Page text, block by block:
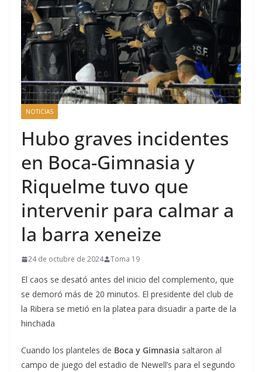
NOTICIAS
Hubo graves incidentes
en Boca-Gimnasia y
Riquelme tuvo que
intervenir para calmar a
la barra xeneize
24 de octubre de 2024 Toma 19
El caos se desató antes del inicio del complemento, que
se demoró más de 20 minutos. El presidente del club de
la Ribera se metió en la platea para disuadir a parte de la
hinchada
Cuando los planteles de Boca y Gimnasia saltaron al
campo de juego del estadio de Newell’s para el segundo